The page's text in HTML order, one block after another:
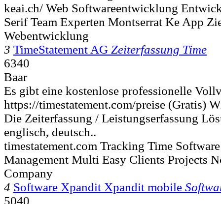
keai.ch/ Web Softwareentwicklung
Serif Team Experten Montserrat Ke App
Webentwicklung
3 TimeStatement AG Zeiterfassung Time
6340
Baar
Es gibt eine kostenlose professionelle
https://timestatement.com/preise (Gratis)
Die Zeiterfassung / Leistungserfassung
englisch, deutsch..
timestatement.com Tracking Time
Management Multi Easy Clients Projects
Company
4 Software Xpandit Xpandit mobile
5040